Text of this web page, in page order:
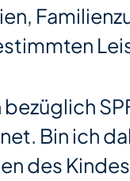
Bin ich
des